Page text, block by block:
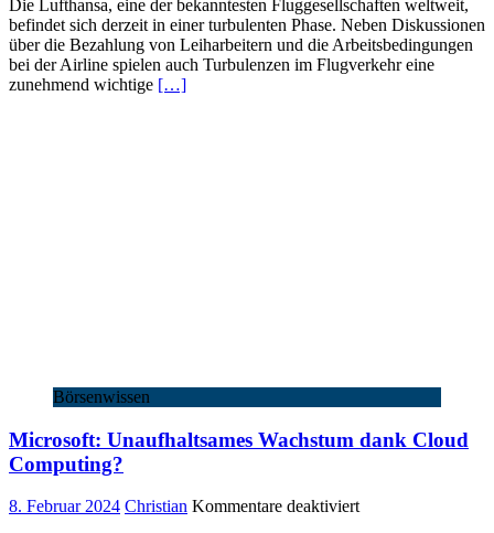
Lufthansa
in
der
Turbulenz:
Die Lufthansa, eine der bekanntesten Fluggesellschaften weltweit,
befindet sich derzeit in einer turbulenten Phase. Neben Diskussionen
über die Bezahlung von Leiharbeitern und die Arbeitsbedingungen
bei der Airline spielen auch Turbulenzen im Flugverkehr eine
zunehmend wichtige […]
Börsenwissen
Microsoft: Unaufhaltsames Wachstum dank Cloud
Computing?
8. Februar 2024 Christian Kommentare deaktiviertfür